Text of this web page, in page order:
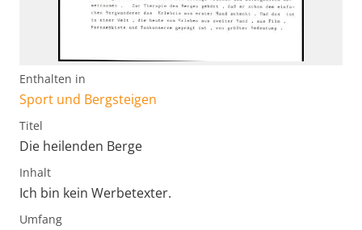
Enthalten in
Sport und Bergsteigen
Titel
Die heilenden Berge
Inhalt
Ich bin kein Werbetexter.
Umfang